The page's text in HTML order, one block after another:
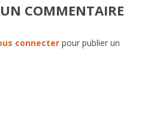
UN COMMENTAIRE
connecterpour publier un